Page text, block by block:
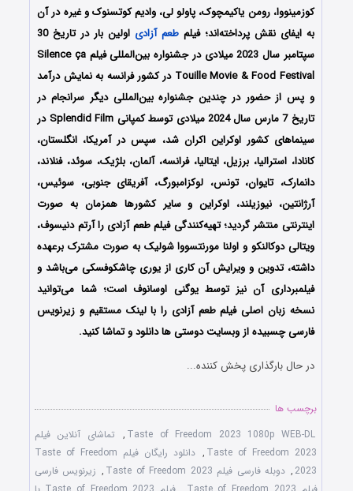
کوزمینووا، رومن یاکیمچوک، پاولو لی، وادیم کوتسنوک و غیره در آن
به ایفای نقش پرداخته‌اند؛ فیلم طعم آزادی
اولین بار در تاریخ 30
سپتامبر سال 2023 میلادی در جشنواره بین‌المللی فیلم Silence ça
Touille Movie & Food Festival در کشور فرانسه به نمایش درآمد
و پس از حضور در چندین جشنواره بین‌المللی دیگر سرانجام در
تاریخ 7 مارس سال 2024 میلادی توسط کمپانی‌‌ Splendid Film در
سینماهای کشور اوکراین اکران شد، سپس در آمریکا، انگلستان،
کانادا، استرالیا، برزیل، ایتالیا، فرانسه، آلمان، بلژیک، سوئد، فنلاند،
دانمارک، تایوان، تونس، لوکزامبورگ، آفریقای جنوبی، سوئیس،
آرژانتین، نیوزیلند، اوکراین و سایر کشورها همزمان به صورت
اینترنتی منتشر گردید؛ تهیه‌کنندگی فیلم طعم آزادی را آرتم دنیسوف،
ویتالی دوکالنکو و اولنا مورنتسووا شولیک به صورت مشترک برعهده
داشته، تدوین و ویرایش آن کاری از یوری چاشکوفسکی می‌باشد و
فیلمبرداری آن نیز توسط یوگنی اوسانوف است؛ شما می‌توانید
نسخه زبان اصلی فیلم طعم آزادی را با ‌لینک مستقیم و زیرنویس
فارسی چسبیده از وبسایت دوستی ها دانلود و تماشا کنید.
در حال بارگذاری پخش کننده...
برچسب ها
Taste of Freedom 2023 1080p WEB-DL
, تماشای آنلاین فیلم
Taste of Freedom 2023
,
دانلود رایگان فیلم Taste of Freedom
2023
, دوبله فارسی فیلم Taste of Freedom 2023 , زیرنویس فارسی